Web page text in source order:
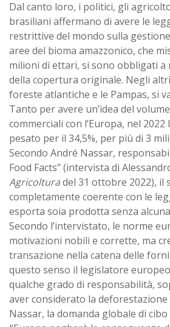
Dal canto loro, i politici, gli
brasiliani affermano di avere le
restrittive del mondo sulla
aree del bioma amazzonico, che
milioni di ettari, si sono obbligati a
della copertura originale. Negli
foreste atlantiche e le Pampas, si
Tanto per avere un’idea del
commerciali con l’Europa, nel 2022
pesato per il 34,5%, per più di 3
Secondo André Nassar,
Food Facts” (intervista di
Agricolturadel 31 ottobre 2022), il
completamente coerente con le
esporta soia prodotta senza
Secondo l’intervistato, le norme
motivazioni nobili e corrette, ma
transazione nella catena delle
questo senso il legislatore
qualche grado di responsabilità,
aver considerato la deforestazione
Nassar, la domanda globale di